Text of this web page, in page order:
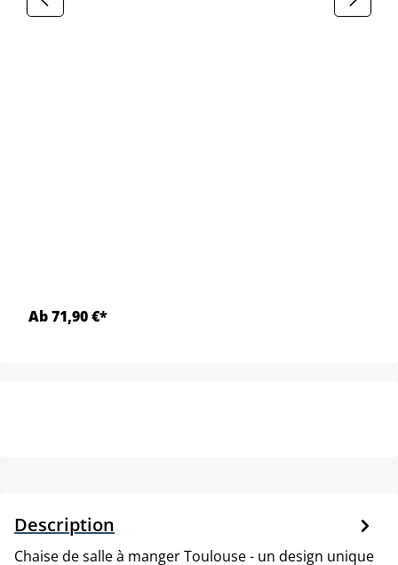
Ab 71,90 €*
Description
Chaise de salle à manger Toulouse - un design unique